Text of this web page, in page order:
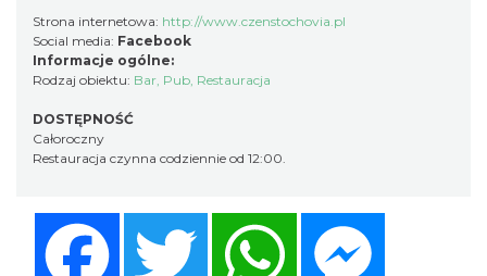
Strona internetowa: http://www.czenstochovia.pl
Social media: Facebook
Informacje ogólne:
Rodzaj obiektu: Bar, Pub, Restauracja
DOSTĘPNOŚĆ
Całoroczny
Restauracja czynna codziennie od 12:00.
Twitter WhatsApp